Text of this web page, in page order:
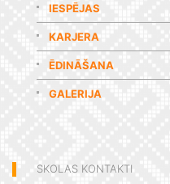
IESPĒJAS
KARJERA
ĒDINĀŠANA
GALERIJA
SKOLAS KONTAKTI